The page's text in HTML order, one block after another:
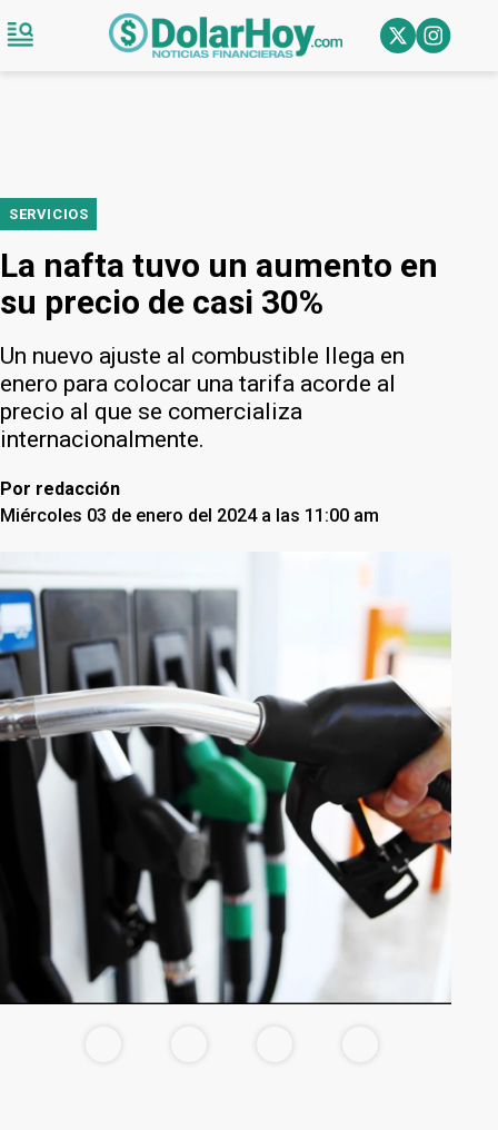
SERVICIOS
La nafta tuvo un aumento en
su precio de casi 30%
Un nuevo ajuste al combustible llega en
enero para colocar una tarifa acorde al
precio al que se comercializa
internacionalmente.
Por redacción
Miércoles 03 de enero del 2024 a las 11:00 am